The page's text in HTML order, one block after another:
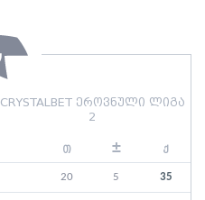
CRYSTALBET ეროვნული ლიგა
2
თ ± ქ
20 5 35